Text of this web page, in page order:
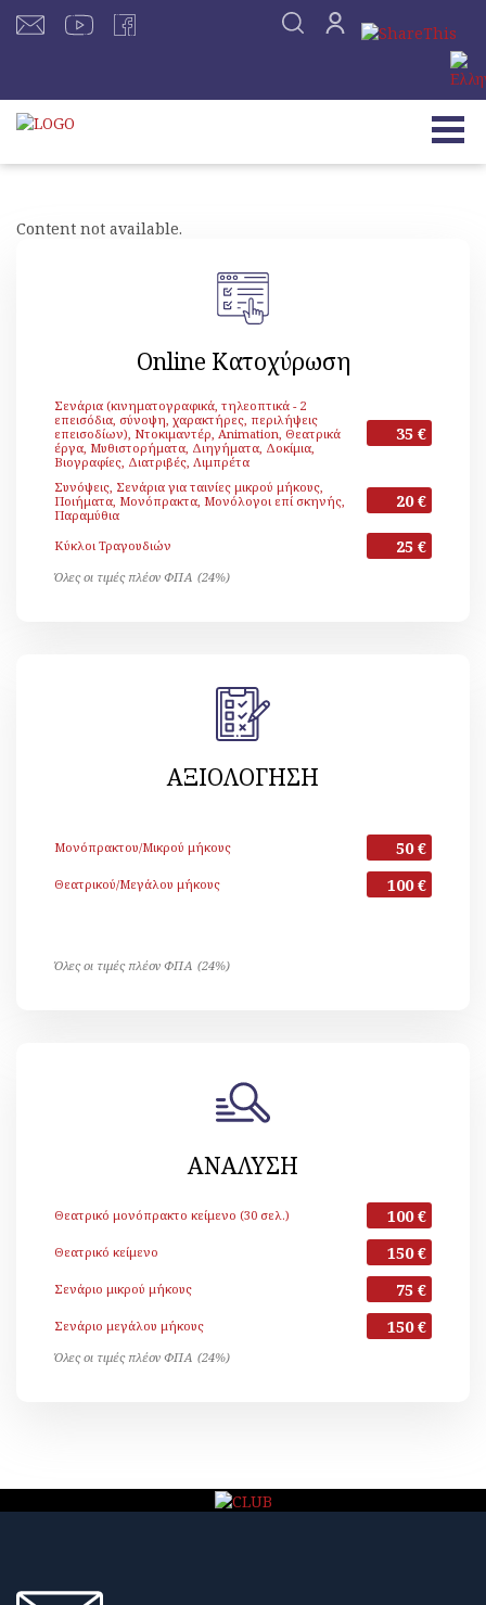
Content not available.
Online Κατοχύρωση
Σενάρια (κινηματογραφικά, τηλεοπτικά - 2
επεισόδια, σύνοψη, χαρακτήρες, περιλήψεις
επεισοδίων), Ντοκιμαντέρ, Animation, Θεατρικά
έργα, Μυθιστορήματα, Διηγήματα, Δοκίμια,
Βιογραφίες, Διατριβές, Λιμπρέτα
35 €
Συνόψεις, Σενάρια για ταινίες μικρού μήκους,
Ποιήματα, Μονόπρακτα, Μονόλογοι επί σκηνής,
Παραμύθια
20 €
Κύκλοι Τραγουδιών 25 €
Όλες οι τιμές πλέον ΦΠΑ (24%)
ΑΞΙΟΛΟΓΗΣΗ
Μονόπρακτου/Μικρού μήκους 50 €
Θεατρικού/Μεγάλου μήκους 100 €
Όλες οι τιμές πλέον ΦΠΑ (24%)
ΑΝΑΛΥΣΗ
Θεατρικό μονόπρακτο κείμενο (30 σελ.) 100 €
Θεατρικό κείμενο 150 €
Σενάριο μικρού μήκους 75 €
Σενάριο μεγάλου μήκους 150 €
Όλες οι τιμές πλέον ΦΠΑ (24%)